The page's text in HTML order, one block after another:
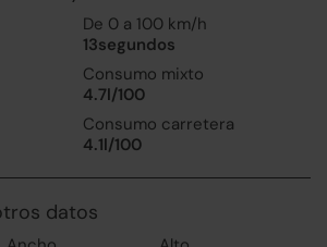
De 0 a 100 km/h
13segundos
Consumo mixto
4.7l/100
Consumo carretera
4.1l/100
datos